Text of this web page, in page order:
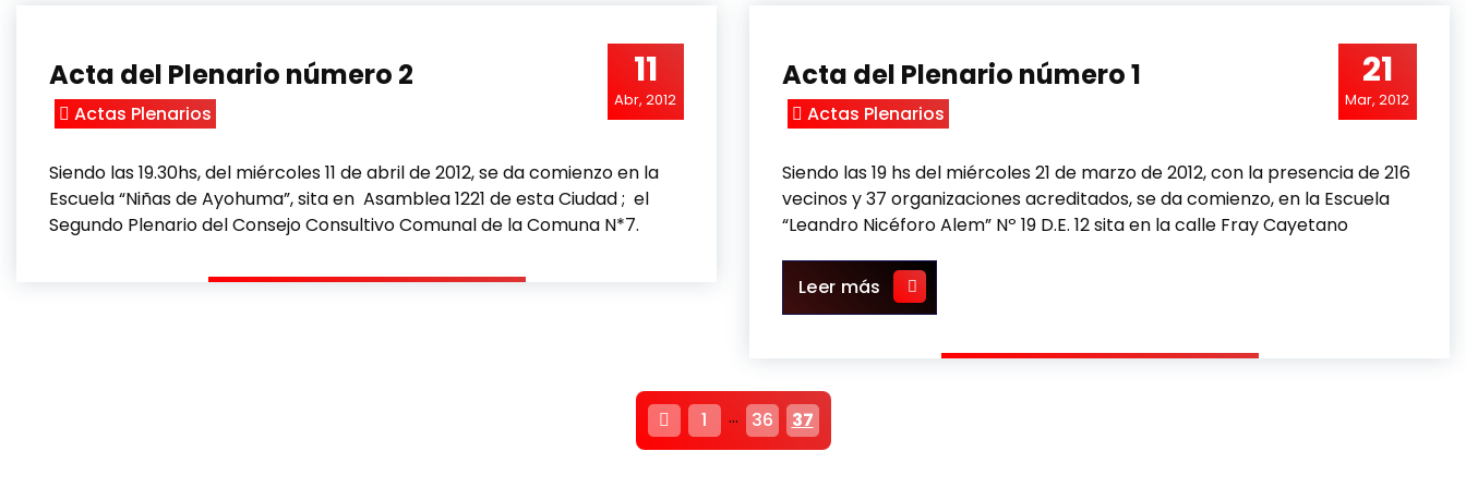
11
Abr, 2012
Acta del Plenario número 2
Actas Plenarios
Siendo las 19.30hs, del miércoles 11 de abril de 2012, se da comienzo en la
Escuela “Niñas de Ayohuma”, sita en Asamblea 1221 de esta Ciudad ; el
Segundo Plenario del Consejo Consultivo Comunal de la Comuna N*7.
21
Mar, 2012
Acta del Plenario número 1
Actas Plenarios
Siendo las 19 hs del miércoles 21 de marzo de 2012, con la presencia de 216
vecinos y 37 organizaciones acreditados, se da comienzo, en la Escuela
“Leandro Nicéforo Alem” Nº 19 D.E. 12 sita en la calle Fray Cayetano
Leer más Acta del Plenario número 1
P
1 … 36 37